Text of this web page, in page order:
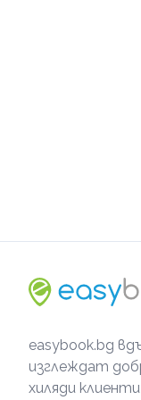
easybook.bg
изглеждат
хиляди